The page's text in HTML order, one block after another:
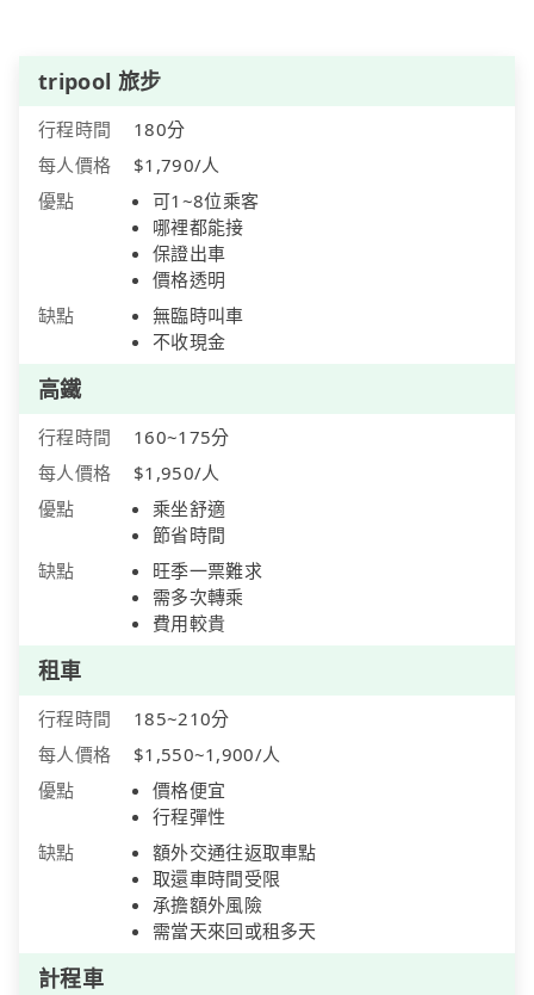
tripool 旅步
行程時間
180分
每人價格
$1,790/人
優點
可1~8位乘客
哪裡都能接
保證出車
價格透明
缺點
無臨時叫車
不收現金
高鐵
行程時間
160~175分
每人價格
$1,950/人
優點
乘坐舒適
節省時間
缺點
旺季一票難求
需多次轉乘
費用較貴
租車
行程時間
185~210分
每人價格
$1,550~1,900/人
優點
價格便宜
行程彈性
缺點
額外交通往返取車點
取還車時間受限
承擔額外風險
需當天來回或租多天
計程車